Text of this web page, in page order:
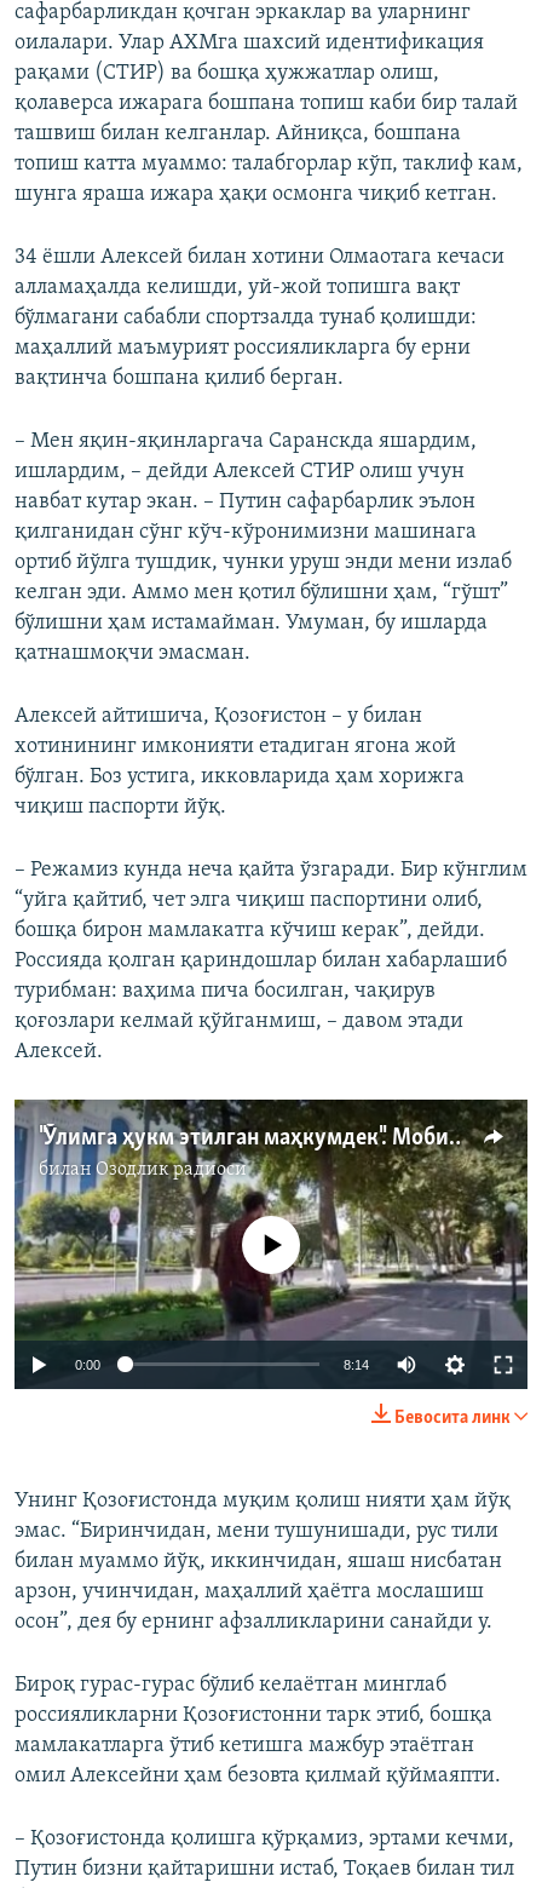
сафарбарликдан қочган эркаклар ва уларнинг
оилалари. Улар АХМга шахсий идентификация
рақами (СТИР) ва бошқа ҳужжатлар олиш,
қолаверса ижарага бошпана топиш каби бир талай
ташвиш билан келганлар. Айниқса, бошпана
топиш катта муаммо: талабгорлар кўп, таклиф кам,
шунга яраша ижара ҳақи осмонга чиқиб кетган.
34 ёшли Алексей билан хотини Олмаотага кечаси
алламаҳалда келишди, уй-жой топишга вақт
бўлмагани сабабли спортзалда тунаб қолишди:
маҳаллий маъмурият россияликларга бу ерни
вақтинча бошпана қилиб берган.
– Мен яқин-яқинларгача Саранскда яшардим,
ишлардим, – дейди Алексей СТИР олиш учун
навбат кутар экан. – Путин сафарбарлик эълон
қилганидан сўнг кўч-кўронимизни машинага
ортиб йўлга тушдик, чунки уруш энди мени излаб
келган эди. Аммо мен қотил бўлишни ҳам, “гўшт”
бўлишни ҳам истамайман. Умуман, бу ишларда
қатнашмоқчи эмасман.
Алексей айтишича, Қозоғистон – у билан
хотинининг имконияти етадиган ягона жой
бўлган. Боз устига, икковларида ҳам хорижга
чиқиш паспорти йўқ.
– Режамиз кунда неча қайта ўзгаради. Бир кўнглим
“уйга қайтиб, чет элга чиқиш паспортини олиб,
бошқа бирон мамлакатга кўчиш керак”, дейди.
Россияда қолган қариндошлар билан хабарлашиб
турибман: ваҳима пича босилган, чақирув
қоғозлари келмай қўйганмиш, – давом этади
Алексей.
"Ўлимга ҳукм этилган маҳкумдек". Мобилизациядан Ўзбекистонга қочган россиялик ҳикояси
билан Озодлик радиоси
720p 1080p
Айни дамда медиа-манба мавжуд эмас
0:00 8:14
720p
1080p
Бевосита линк
Унинг Қозоғистонда муқим қолиш нияти ҳам йўқ
эмас. “Биринчидан, мени тушунишади, рус тили
билан муаммо йўқ, иккинчидан, яшаш нисбатан
арзон, учинчидан, маҳаллий ҳаётга мослашиш
осон”, дея бу ернинг афзалликларини санайди у.
Бироқ гурас-гурас бўлиб келаётган минглаб
россияликларни Қозоғистонни тарк этиб, бошқа
мамлакатларга ўтиб кетишга мажбур этаётган
омил Алексейни ҳам безовта қилмай қўймаяпти.
– Қозоғистонда қолишга қўрқамиз, эртами кечми,
Путин бизни қайтаришни истаб, Тоқаев билан тил